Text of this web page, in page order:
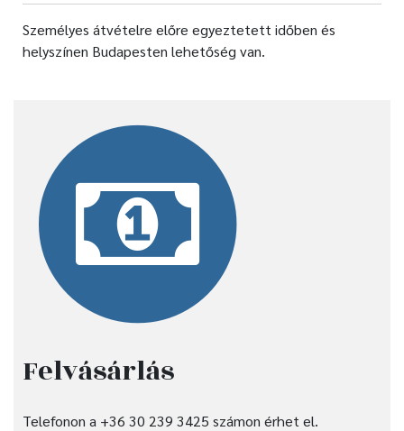
Személyes átvételre előre egyeztetett időben és
helyszínen Budapesten lehetőség van.
Felvásárlás
Telefonon a +36 30 239 3425 számon érhet el.